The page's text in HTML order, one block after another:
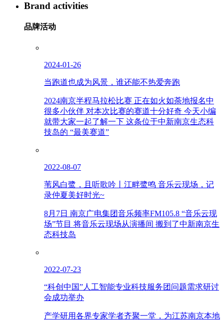
Brand activities
品牌活动
2024-01-26
当跑道也成为风景，谁还能不热爱奔跑
2024南京半程马拉松比赛 正在如火如荼地报名中
很多小伙伴 对本次比赛的赛道十分好奇 今天小编
就带大家一起了解一下 这条位于中新南京生态科
技岛的 “最美赛道”
2022-08-07
苇风白鹭，且听歌吟丨江畔鹭鸣 音乐云现场，记
录仲夏美好时光~
8月7日 南京广电集团音乐频率FM105.8 “音乐云现
场”节目 将音乐云现场从演播间 搬到了中新南京生
态科技岛
2022-07-23
“科创中国”人工智能专业科技服务团问题需求研讨
会成功举办
产学研用各界专家学者齐聚一堂，为江苏南京本地